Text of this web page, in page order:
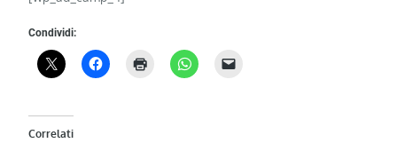
Condividi:
Correlati